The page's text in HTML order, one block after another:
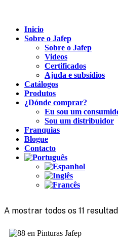
Inicio
Sobre o Jafep
Sobre o Jafep
Videos
Certificados
Ajuda e subsídios
Catálogos
Produtos
¿Dónde comprar?
Eu sou um
Sou um distribuidor
Franquias
Blogue
Contacto
A mostrar todos os 11